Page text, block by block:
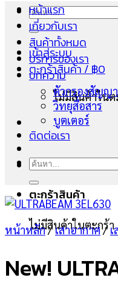
ค้นหา:
เข้าสู่ระบบ
ตะกร้าสินค้า /฿0
ไม่มีสินค้าในต
ตะกร้าสินค้า
ไม่มีสินค้าในตะกร้า
หน้าแรก
เกี่ยวกับเรา
สินค้าทั้งหมด
บริการของเรา
บทความ
ตัวกรองสัญญ
วิทยุสื่อสาร
บูตเตอร์
ติดต่อเรา
ค้นหา:
หน้าหลัก/เสาอากาศ /
New!